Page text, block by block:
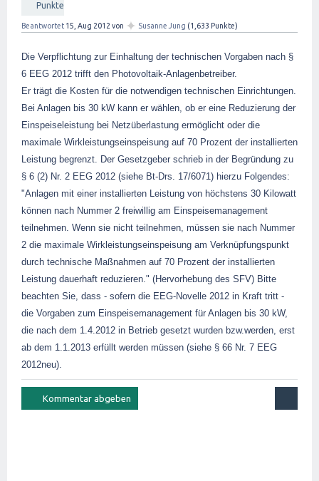
Punkte
Beantwortet 15, Aug 2012 von ✦ Susanne Jung (1,633 Punkte)
Die Verpflichtung zur Einhaltung der technischen Vorgaben nach §
6 EEG 2012 trifft den Photovoltaik-Anlagenbetreiber.
Er trägt die Kosten für die notwendigen technischen Einrichtungen.
Bei Anlagen bis 30 kW kann er wählen, ob er eine Reduzierung der
Einspeiseleistung bei Netzüberlastung ermöglicht oder die
maximale Wirkleistungseinspeisung auf 70 Prozent der installierten
Leistung begrenzt. Der Gesetzgeber schrieb in der Begründung zu
§ 6 (2) Nr. 2 EEG 2012 (siehe Bt-Drs. 17/6071) hierzu Folgendes:
"Anlagen mit einer installierten Leistung von höchstens 30 Kilowatt
können nach Nummer 2 freiwillig am Einspeisemanagement
teilnehmen. Wenn sie nicht teilnehmen, müssen sie nach Nummer
2 die maximale Wirkleistungseinspeisung am Verknüpfungspunkt
durch technische Maßnahmen auf 70 Prozent der installierten
Leistung dauerhaft reduzieren." (Hervorhebung des SFV) Bitte
beachten Sie, dass - sofern die EEG-Novelle 2012 in Kraft tritt -
die Vorgaben zum Einspeisemanagement für Anlagen bis 30 kW,
die nach dem 1.4.2012 in Betrieb gesetzt wurden bzw.werden, erst
ab dem 1.1.2013 erfüllt werden müssen (siehe § 66 Nr. 7 EEG
2012neu).